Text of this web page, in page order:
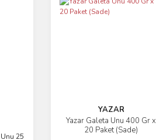
YAZAR
Yazar Galeta Unu 400 Gr x
20 Paket (Sade)
İncele